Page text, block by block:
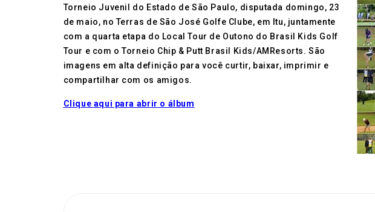
Torneio Juvenil do Estado de São Paulo, disputada domingo, 23
de maio, no Terras de São José Golfe Clube, em Itu, juntamente
com a quarta etapa do Local Tour de Outono do Brasil Kids Golf
Tour e com o Torneio Chip & Putt Brasil Kids/AMResorts. São
imagens em alta definição para você curtir, baixar, imprimir e
compartilhar com os amigos.
Clique aqui para abrir o álbum